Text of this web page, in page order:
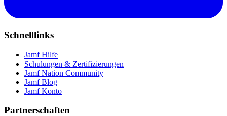
Schnelllinks
Jamf Hilfe
Schulungen & Zertifizierungen
Jamf Nation Community
Jamf Blog
Jamf Konto
Partnerschaften